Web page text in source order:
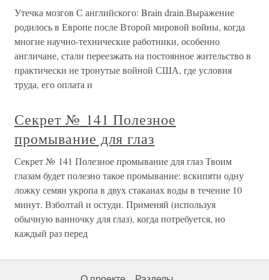
Утечка мозгов С английского: Brain drain.Выражение
родилось в Европе после Второй мировой войны, когда
многие научно-технические работники, особенно
англичане, стали переезжать на постоянное жительство в
практически не тронутые войной США, где условия
труда, его оплата и
Секрет № 141 Полезное
промывание для глаз
Секрет № 141 Полезное промывание для глаз Твоим
глазам будет полезно такое промывание: вскипяти одну
ложку семян укропа в двух стаканах воды в течение 10
минут. Взболтай и остуди. Применяй (используя
обычную ванночку для глаз), когда потребуется, но
каждый раз перед